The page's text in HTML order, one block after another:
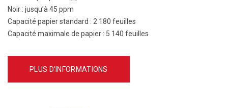
Noir : jusqu’à 45 ppm
Capacité papier standard : 2 180 feuilles
Capacité maximale de papier : 5 140 feuilles
PLUS D'INFORMATIONS